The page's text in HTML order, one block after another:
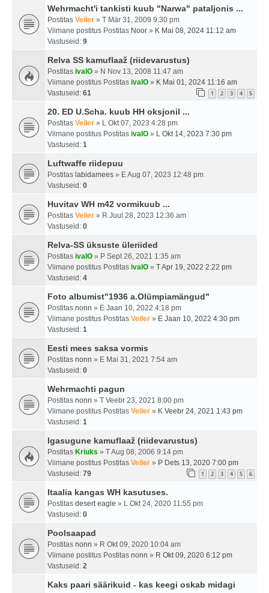
Wehrmacht'i tankisti kuub "Narwa" pataljonis ...
Postitas Veiler » T Mär 31, 2009 9:30 pm
Viimane postitus Postitas Noor » K Mai 08, 2024 11:12 am
Vastuseid: 9
Relva SS kamuflaaž (riidevarustus)
Postitas ivalO » N Nov 13, 2008 11:47 am
Viimane postitus Postitas ivalO » K Mai 01, 2024 11:16 am
Vastuseid: 61 1 2 3 4 5
20. ED U.Scha. kuub HH oksjonil ...
Postitas Veiler » L Okt 07, 2023 4:28 pm
Viimane postitus Postitas ivalO » L Okt 14, 2023 7:30 pm
Vastuseid: 1
Luftwaffe riidepuu
Postitas labidamees » E Aug 07, 2023 12:48 pm
Vastuseid: 0
Huvitav WH m42 vormikuub ...
Postitas Veiler » R Juul 28, 2023 12:36 am
Vastuseid: 0
Relva-SS üksuste üleriided
Postitas ivalO » P Sept 26, 2021 1:35 am
Viimane postitus Postitas ivalO » T Apr 19, 2022 2:22 pm
Vastuseid: 4
Foto albumist"1936 a.Olümpiamängud"
Postitas nonn » E Jaan 10, 2022 4:18 pm
Viimane postitus Postitas Veiler » E Jaan 10, 2022 4:30 pm
Vastuseid: 1
Eesti mees saksa vormis
Postitas nonn » E Mai 31, 2021 7:54 am
Vastuseid: 0
Wehrmachti pagun
Postitas nonn » T Veebr 23, 2021 8:00 pm
Viimane postitus Postitas Veiler » K Veebr 24, 2021 1:43 pm
Vastuseid: 1
Igasugune kamuflaaž (riidevarustus)
Postitas Kriuks » T Aug 08, 2006 9:14 pm
Viimane postitus Postitas Veiler » P Dets 13, 2020 7:00 pm
Vastuseid: 79 1 2 3 4 5 6
Itaalia kangas WH kasutuses.
Postitas desert eagle » L Okt 24, 2020 11:55 pm
Vastuseid: 0
Poolsaapad
Postitas nonn » R Okt 09, 2020 10:04 am
Viimane postitus Postitas nonn » R Okt 09, 2020 6:12 pm
Vastuseid: 2
Kaks paari säärikuid - kas keegi oskab midagi